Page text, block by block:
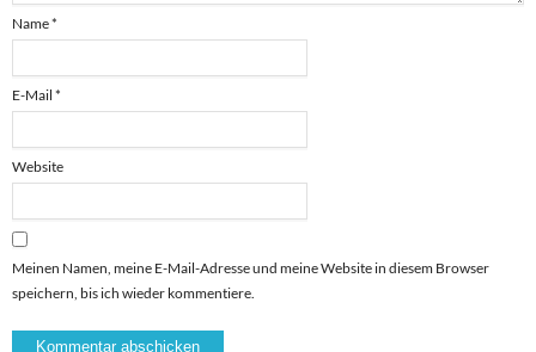
Name*
E-Mail *
Website
Meinen Namen, meine E-Mail-Adresse und meine Website in diesem Browser
speichern, bis ich wieder kommentiere.